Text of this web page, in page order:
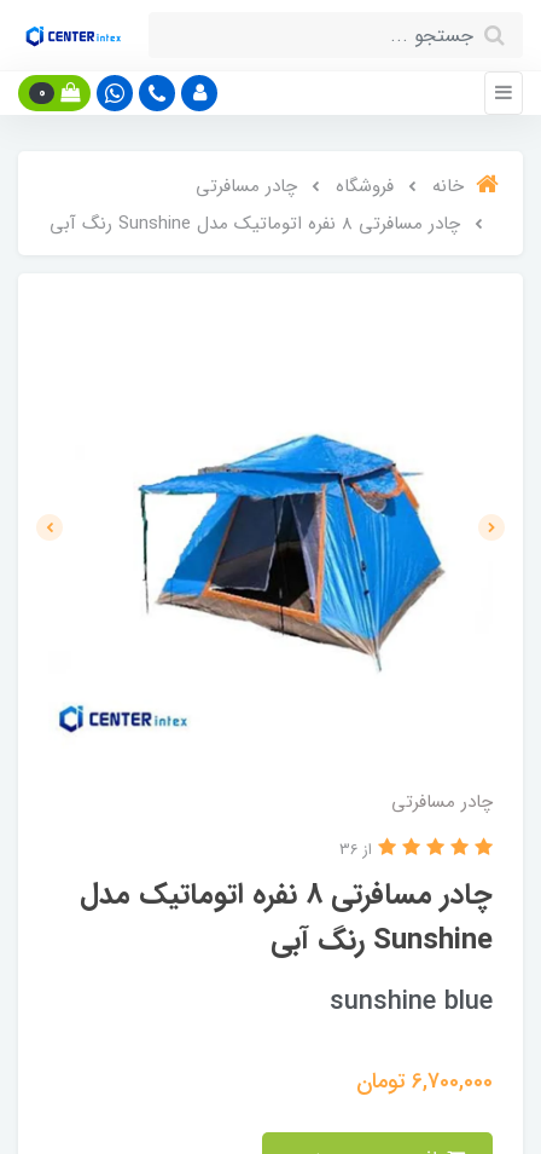
0
خانه فروشگاه
چادر مسافرتی
چادر مسافرتی 8 نفره اتوماتیک مدل Sunshine رنگ آبی
چادر مسافرتی
چادر مسافرتی 8 نفره اتوماتیک مدل
Sunshine رنگ آبی
از 36
sunshine blue
6,700,000تومان